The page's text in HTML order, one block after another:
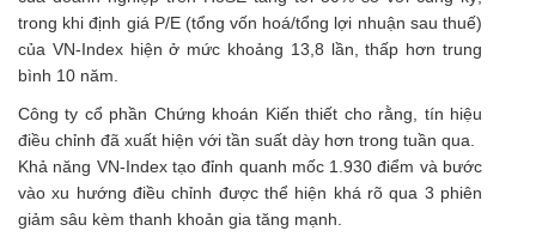
trong khi định giá P/E (tổng vốn hoá/tổng lợi nhuận sau thuế)
của VN-Index hiện ở mức khoảng 13,8 lần, thấp hơn trung
bình 10 năm.
Công ty cổ phần Chứng khoán Kiến thiết cho rằng, tín hiệu
điều chỉnh đã xuất hiện với tần suất dày hơn trong tuần qua.
Khả năng VN-Index tạo đỉnh quanh mốc 1.930 điểm và bước
vào xu hướng điều chỉnh được thể hiện khá rõ qua 3 phiên
giảm sâu kèm thanh khoản gia tăng mạnh.